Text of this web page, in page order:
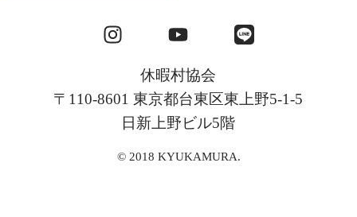
休暇村協会
〒110-8601 東京都台東区東上野5-1-5
日新上野ビル5階
© 2018 KYUKAMURA.